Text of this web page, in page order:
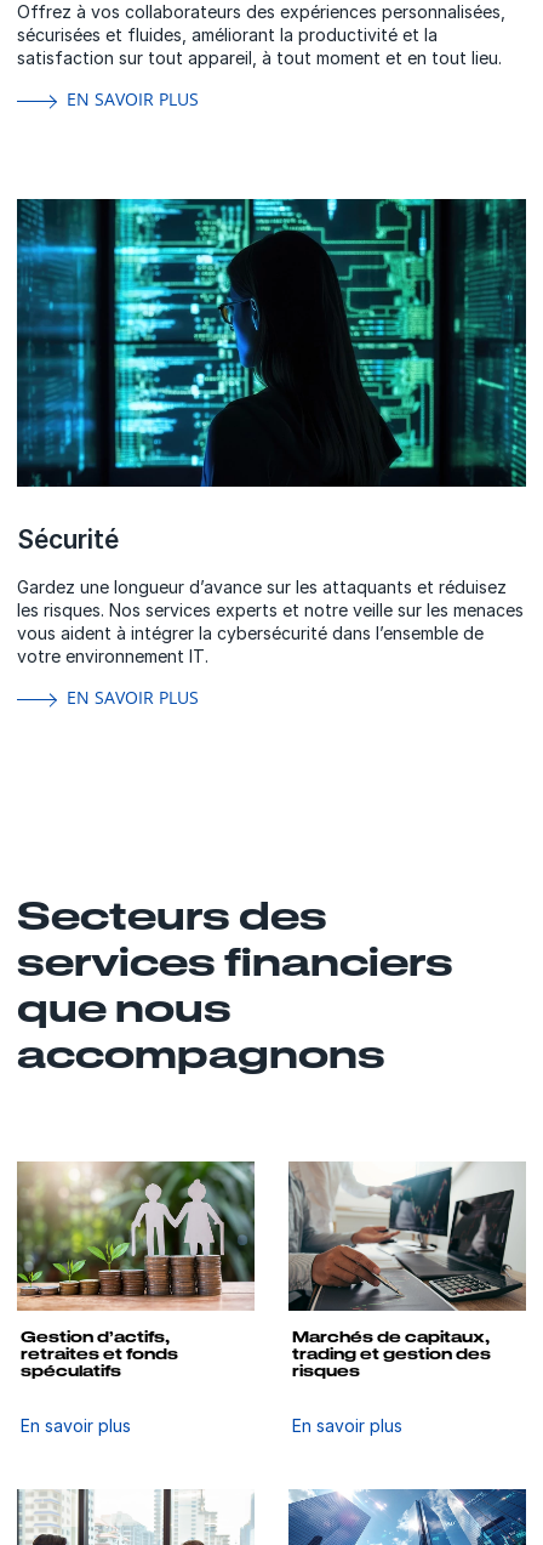
Offrez à vos collaborateurs des expériences personnalisées,
sécurisées et fluides, améliorant la productivité et la
satisfaction sur tout appareil, à tout moment et en tout lieu.
EN SAVOIR PLUS
Sécurité
Gardez une longueur d’avance sur les attaquants et réduisez
les risques. Nos services experts et notre veille sur les menaces
vous aident à intégrer la cybersécurité dans l’ensemble de
votre environnement IT.
EN SAVOIR PLUS
Secteurs des
services financiers
que nous
accompagnons
Gestion d’actifs,
retraites et fonds
spéculatifs
En savoir plus
Marchés de capitaux,
trading et gestion des
risques
En savoir plus